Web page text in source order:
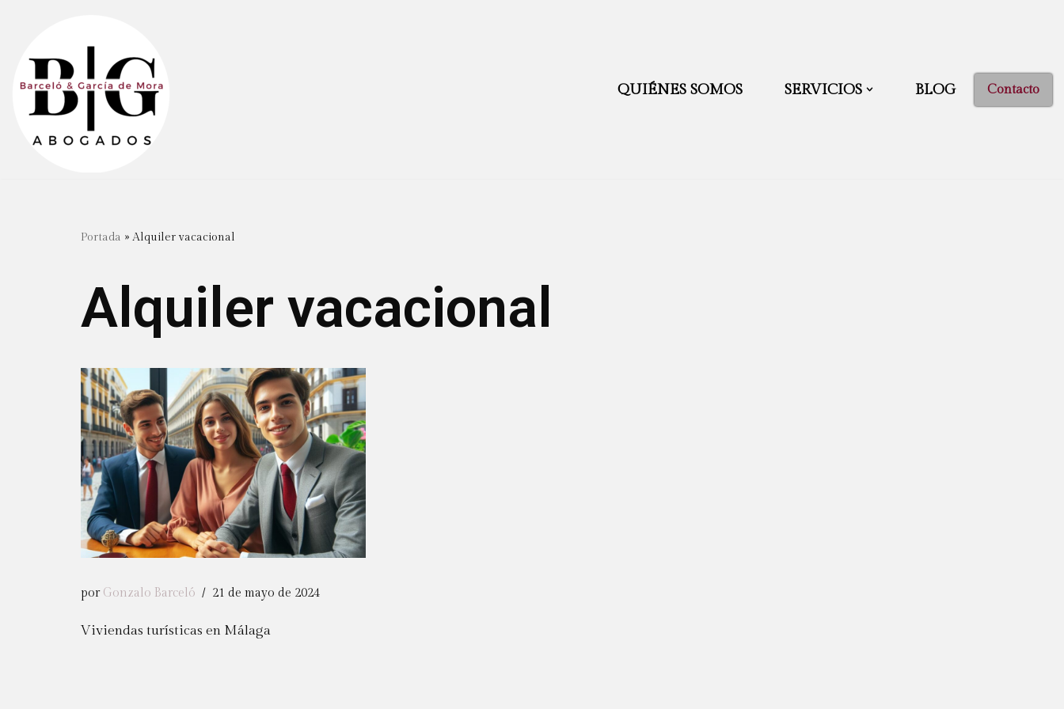
contenido
QUIÉNES SOMOS SERVICIOS BLOG Contacto
Portada » Alquiler vacacional
Alquiler vacacional
por Gonzalo Barceló 21 de mayo de 2024
Viviendas turísticas en Málaga